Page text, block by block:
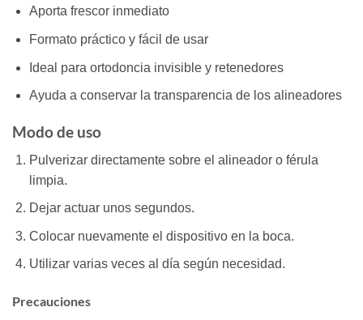
Aporta frescor inmediato
Formato práctico y fácil de usar
Ideal para ortodoncia invisible y retenedores
Ayuda a conservar la transparencia de los alineadores
Modo de uso
Pulverizar directamente sobre el alineador o férula
limpia.
Dejar actuar unos segundos.
Colocar nuevamente el dispositivo en la boca.
Utilizar varias veces al día según necesidad.
Precauciones